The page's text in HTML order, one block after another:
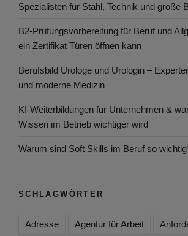
Spezialisten für Stahl, Technik und große
B2-Prüfungsvorbereitung für Beruf und
ein Zertifikat Türen öffnen kann
Berufsbild Urologe und Urologin –
und moderne Medizin
KI-Weiterbildungen für Unternehmen &
Wissen im Betrieb wichtiger wird
Warum sind Soft Skills im Beruf so
SCHLAGWÖRTER
Adresse Agentur für Arbeit